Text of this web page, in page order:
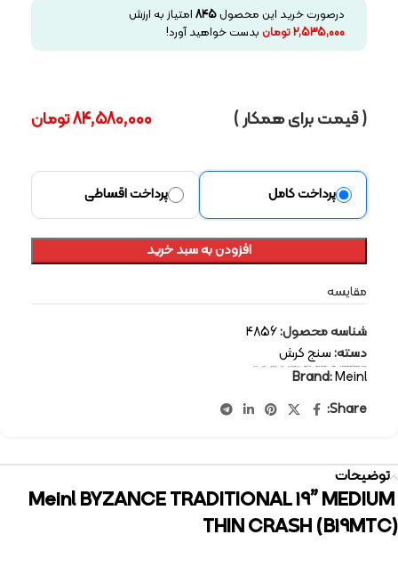
درصورت خرید این محصول845 امتیاز به ارزش
2,535,000تومان بدست خواهید آورد!
( قیمت برای همکار ) 84,580,000تومان
پرداخت کامل پرداخت اقساطی
افزودن به سبد خرید
مقایسه
شناسه محصول:4856
دسته:سنج کرش
برچسب: cymbal cymbal crash Meinl percussion-instruments سازهای کوبه ای سنج سنج کرش کرش مینل
Brand:Meinl
Share:
توضیحات
Meinl BYZANCE TRADITIONAL 19” MEDIUM
THIN CRASH (B19MTC)